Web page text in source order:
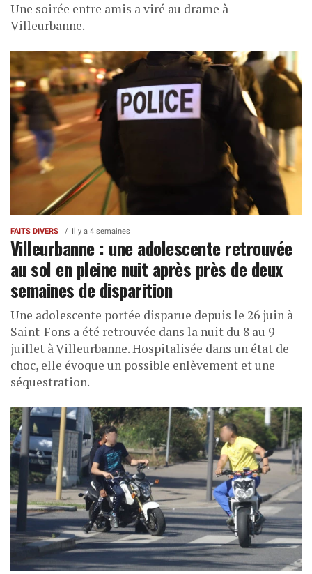
Une soirée entre amis a viré au drame à
Villeurbanne.
FAITS DIVERS Il y a 4 semaines
Villeurbanne : une adolescente retrouvée
au sol en pleine nuit après près de deux
semaines de disparition
Une adolescente portée disparue depuis le 26 juin à
Saint-Fons a été retrouvée dans la nuit du 8 au 9
juillet à Villeurbanne. Hospitalisée dans un état de
choc, elle évoque un possible enlèvement et une
séquestration.